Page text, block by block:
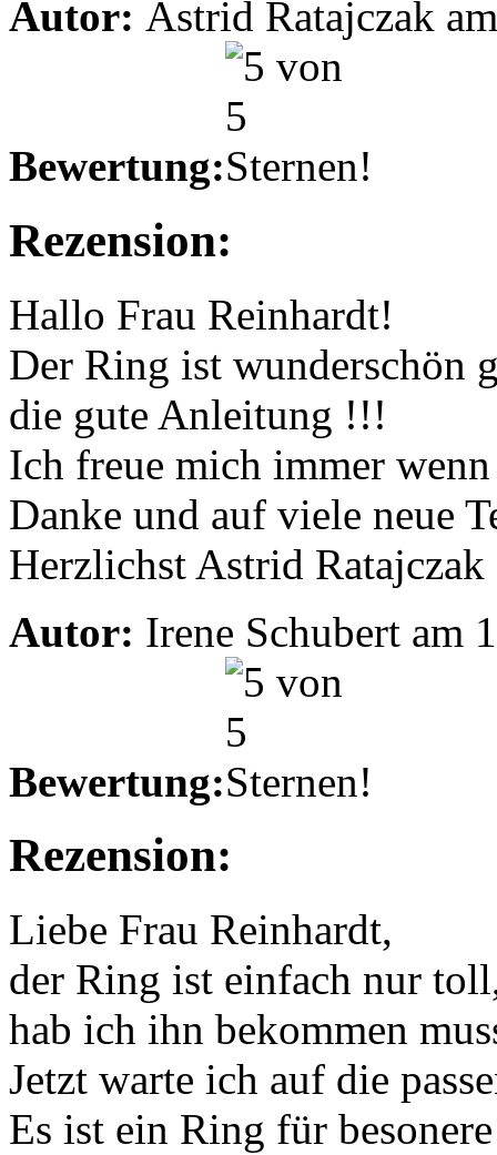
Autor: Astrid Ratajczak
Bewertung:
Rezension:
Hallo Frau Reinhardt!
Der Ring ist wunderschön
die gute Anleitung !!!
Ich freue mich immer
Danke und auf viele neue
Herzlichst Astrid Ratajczak
Autor: Irene Schubert am
Bewertung:
Rezension:
Liebe Frau Reinhardt,
der Ring ist einfach nur
hab ich ihn bekommen
Jetzt warte ich auf die
Es ist ein Ring für